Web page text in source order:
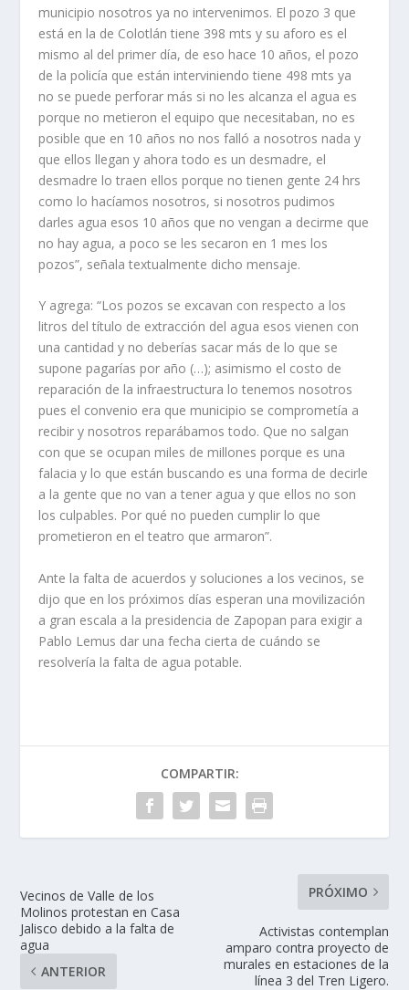
municipio nosotros ya no intervenimos. El pozo 3 que
está en la de Colotlán tiene 398 mts y su aforo es el
mismo al del primer día, de eso hace 10 años, el pozo
de la policía que están intervi­niendo tiene 498 mts ya
no se puede perforar más si no les alcanza el agua es
porque no metieron el equipo que nece­sitaban, no es
posible que en 10 años no nos falló a noso­tros nada y
que ellos llegan y ahora todo es un desmadre, el
desmadre lo traen ellos por­que no tienen gente 24 hrs
como lo hacíamos nosotros, si nosotros pudimos
darles agua esos 10 años que no vengan a decirme que
no hay agua, a poco se les secaron en 1 mes los
pozos”, señala tex­tualmente dicho mensaje.
Y agrega: “Los pozos se excavan con respecto a los
litros del título de extracción del agua esos vienen con
una cantidad y no deberías sacar más de lo que se
supone pa­garías por año (…); asimis­mo el costo de
reparación de la infraestructura lo tenemos nosotros
pues el convenio era que municipio se comprome­tía a
recibir y nosotros repa­rábamos todo. Que no salgan
con que se ocupan miles de millones porque es una
fala­cia y lo que están buscando es una forma de decirle
a la gente que no van a tener agua y que ellos no son
los culpables. Por qué no pueden cumplir lo que
prometieron en el teatro que armaron”.
Ante la falta de acuerdos y soluciones a los vecinos, se
dijo que en los próximos días esperan una movilización
a gran escala a la presidencia de Zapopan para exigir a
Pa­blo Lemus dar una fecha cier­ta de cuándo se
resolvería la falta de agua potable.
COMPARTIR:
Vecinos de Valle de los
Molinos protestan en Casa
Jalisco debido a la falta de
agua
ANTERIOR
PRÓXIMO
Activistas contemplan
amparo contra proyecto de
murales en estaciones de la
línea 3 del Tren Ligero.